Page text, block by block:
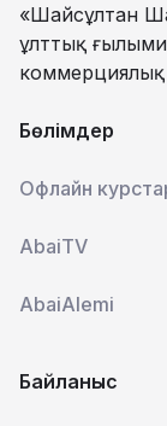
«Шайсұлтан
ұлттық
коммерциялық
Бөлімдер
Офлайн
AbaiTV
AbaiAlemi
Байланыс